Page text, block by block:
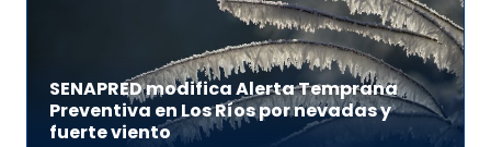
SENAPRED modifica Alerta Temprana
Preventiva en Los Ríos por nevadas y
fuerte viento